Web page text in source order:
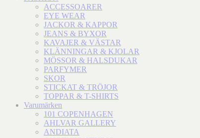
ACCESSOARER
EYE WEAR
JACKOR & KAPPOR
JEANS & BYXOR
KAVAJER & VÄSTAR
KLÄNNINGAR & KJOLAR
MÖSSOR & HALSDUKAR
PARFYMER
SKOR
STICKAT & TRÖJOR
TOPPAR & T-SHIRTS
Varumärken
101 COPENHAGEN
AHLVAR GALLERY
ANDIATA